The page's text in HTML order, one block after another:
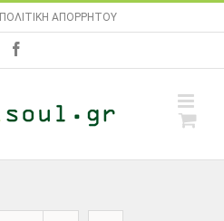
ΠΟΛΙΤΙΚΗ ΑΠΟΡΡΗΤΟΥ